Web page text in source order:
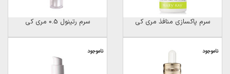
سرم پاکسازی منافذ مری کی سرم رتینول 0.5 مری کی
ناموجود ناموجود